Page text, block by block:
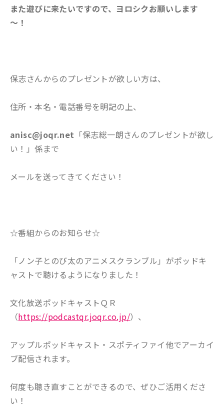
また遊びに来たいですので、ヨロシクお願いします
～！
保志さんからのプレゼントが欲しい方は、
住所・本名・電話番号を明記の上、
anisc@joqr.net 「保志総一朗さんのプレゼントが欲し
い！」係まで
メールを送ってきてください！
☆番組からのお知らせ☆
「ノン子とのび太のアニメスクランブル」がポッドキ
ャストで聴けるようになりました！
文化放送ポッドキャストＱＲ
（https://podcastqr.joqr.co.jp/）、
アップルポッドキャスト・スポティファイ他でアーカイ
ブ配信されます。
何度も聴き直すことができるので、ぜひご活用くださ
い！